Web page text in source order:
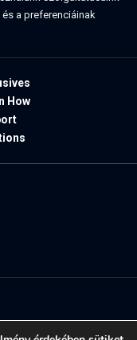
a preferenciáinak
How